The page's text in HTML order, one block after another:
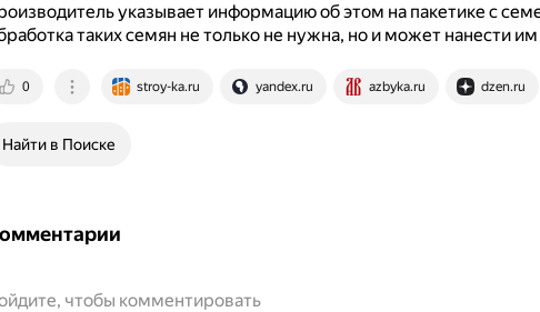
указывает информацию об этом на пакетике с
таких семян не только не нужна, но и может нанести
0 stroy-ka.ru yandex.ru azbyka.ru dzen.ru
Найти в Поиске
чтобы комментировать